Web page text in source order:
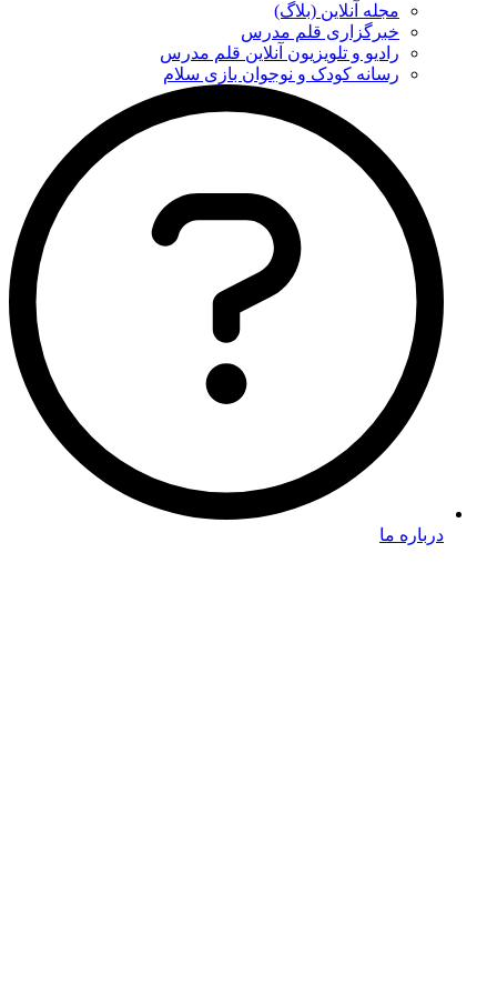
مجله آنلاین (بلاگ)
خبرگزاری قلم مدرس
رادیو و تلویزیون آنلاین قلم مدرس
رسانه کودک و نوجوان بازی سلام
درباره ما